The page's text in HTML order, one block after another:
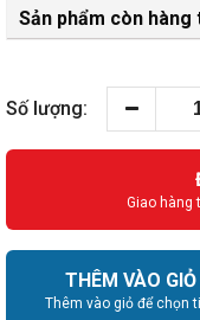
Sản phẩm còn
Số lượng:
Giao hàng
THÊM VÀO GIỎ
Thêm vào giỏ để chọn